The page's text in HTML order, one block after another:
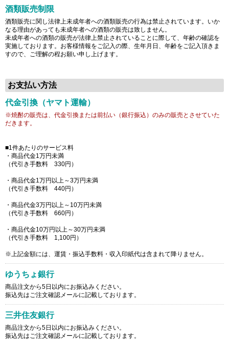
酒類販売制限
酒類販売に関し法律上未成年者への酒類販売の行為は禁止されています。いか
なる理由があっても未成年者への酒類の販売は致しません。
未成年者への酒類の販売が法律上禁止されていることに際して、年齢の確認を
実施しております。お客様情報をご記入の際、生年月日、年齢をご記入頂きま
すので、ご理解の程お願い申し上げます。
お支払い方法
代金引換（ヤマト運輸）
※焼酎の販売は、代金引換または前払い（銀行振込）のみの販売とさせていた
だきます。
■1件あたりのサービス料
・商品代金1万円未満
（代引き手数料 330円）
・商品代金1万円以上～3万円未満
（代引き手数料 440円）
・商品代金3万円以上～10万円未満
（代引き手数料 660円）
・商品代金10万円以上～30万円未満
（代引き手数料 1,100円）
※上記金額には、運賃・振込手数料・収入印紙代は含まれて降りません。
ゆうちょ銀行
商品注文から5日以内にお振込みください。
振込先はご注文確認メールに記載しております。
三井住友銀行
商品注文から5日以内にお振込みください。
振込先はご注文確認メールに記載しております。